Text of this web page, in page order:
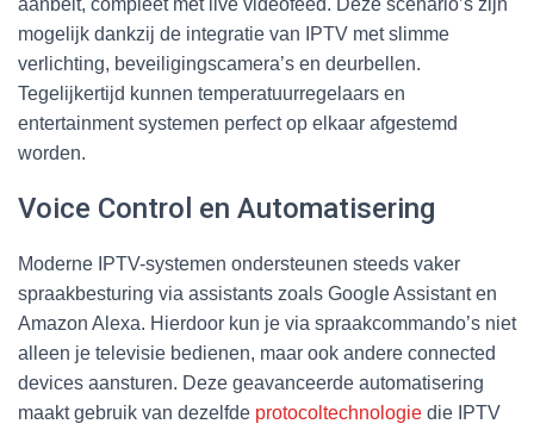
aanbelt, compleet met live videofeed. Deze scenario’s zijn
mogelijk dankzij de integratie van IPTV met slimme
verlichting, beveiligingscamera’s en deurbellen.
Tegelijkertijd kunnen temperatuurregelaars en
entertainment systemen perfect op elkaar afgestemd
worden.
Voice Control en Automatisering
Moderne IPTV-systemen ondersteunen steeds vaker
spraakbesturing via assistants zoals Google Assistant en
Amazon Alexa. Hierdoor kun je via spraakcommando’s niet
alleen je televisie bedienen, maar ook andere connected
devices aansturen. Deze geavanceerde automatisering
maakt gebruik van dezelfde protocoltechnologie die IPTV